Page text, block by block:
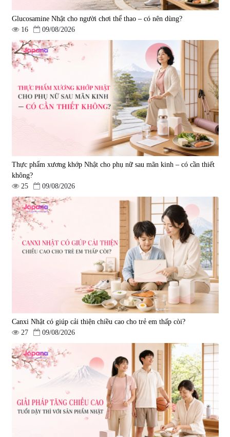
Glucosamine Nhật cho người chơi thể thao – có nên dùng?
16
09/08/2026
Thực phẩm xương khớp Nhật cho phụ nữ sau mãn kinh – có cần thiết
không?
25
09/08/2026
Canxi Nhật có giúp cải thiện chiều cao cho trẻ em thấp còi?
27
09/08/2026